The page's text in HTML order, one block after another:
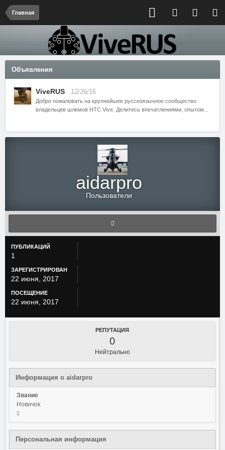
Главная
Объявления
ViveRUS 12/26/16
Добро пожаловать на крупнейшее русскоязычное сообщество
владельцев шлемов HTC Vive. Делитесь впечатлениями, опытом...
aidarpro
Пользователи
ПУБЛИКАЦИЙ
1
ЗАРЕГИСТРИРОВАН
22 июня, 2017
ПОСЕЩЕНИЕ
22 июня, 2017
РЕПУТАЦИЯ
0
Нейтрально
Информация о aidarpro
Звание
Новичок
Персональная информация